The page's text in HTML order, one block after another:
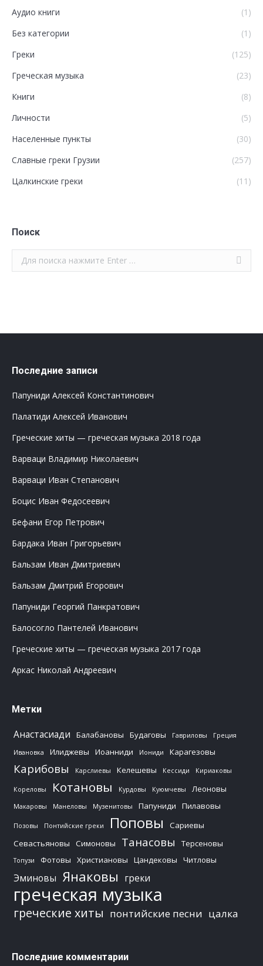
Аудио книги
(1)
Без категории
(1)
Греки
(125)
Греческая музыка
(23)
Книги
(8)
Личности
(5)
Населенные пункты
(30)
Славные греки Грузии
(257)
Цалкинские греки
(11)
Поиск
Поиск:
Последние записи
Папуниди Алексей Константинович
Палатиди Алексей Иванович
Греческие хиты — греческая музыка 2018 года
Варваци Владимир Николаевич
Варваци Иван Степанович
Боцис Иван Федосеевич
Бефани Егор Петрович
Бардака Иван Григорьевич
Бальзам Иван Дмитриевич
Бальзам Дмитрий Егорович
Папуниди Георгий Панкратович
Балосогло Пантелей Иванович
Греческие хиты — греческая музыка 2017 года
Аркас Николай Андреевич
Метки
Анастасиади Балабановы Будаговы Гавриловы Греция
Ивановка Илиджевы Иоанниди Иониди Карагезовы
Карибовы Карслиевы Келешевы Кессиди Кириаковы
Кореловы Котановы Курдовы Куюмчевы Леоновы
Макаровы Манеловы Музенитовы Папуниди Пилавовы
Позовы Понтийские греки Поповы
Сариевы
Севастьяновы
Симоновы Танасовы Терсеновы
Топузи Фотовы Христиановы Цандековы Читловы
Эминовы Янаковы греки
греческая музыка
греческие хиты понтийские песни цалка
Последние комментарии